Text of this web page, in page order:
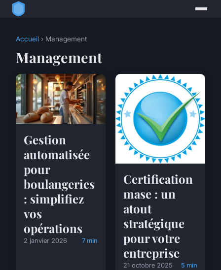
Accueil › Management
Management
Gestion
automatisée
pour
boulangeries
: simplifiez
vos
opérations
2 janvier 2026 7 min
Certification
mase : un
atout
stratégique
pour votre
entreprise
21 octobre 2025 5 min